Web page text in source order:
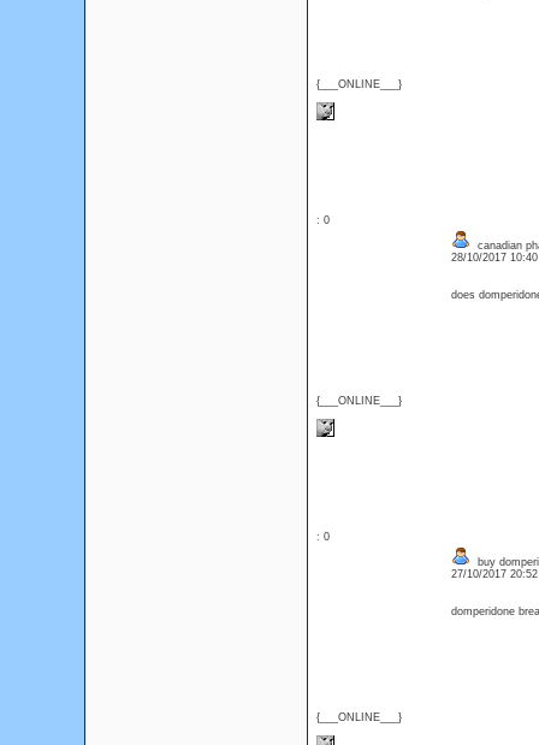
{___ONLINE___}
: 0
{___ONLINE___}
canadian
28/10/2017
does
: 0
{___ONLINE___}
buy
27/10/2017
domperidone